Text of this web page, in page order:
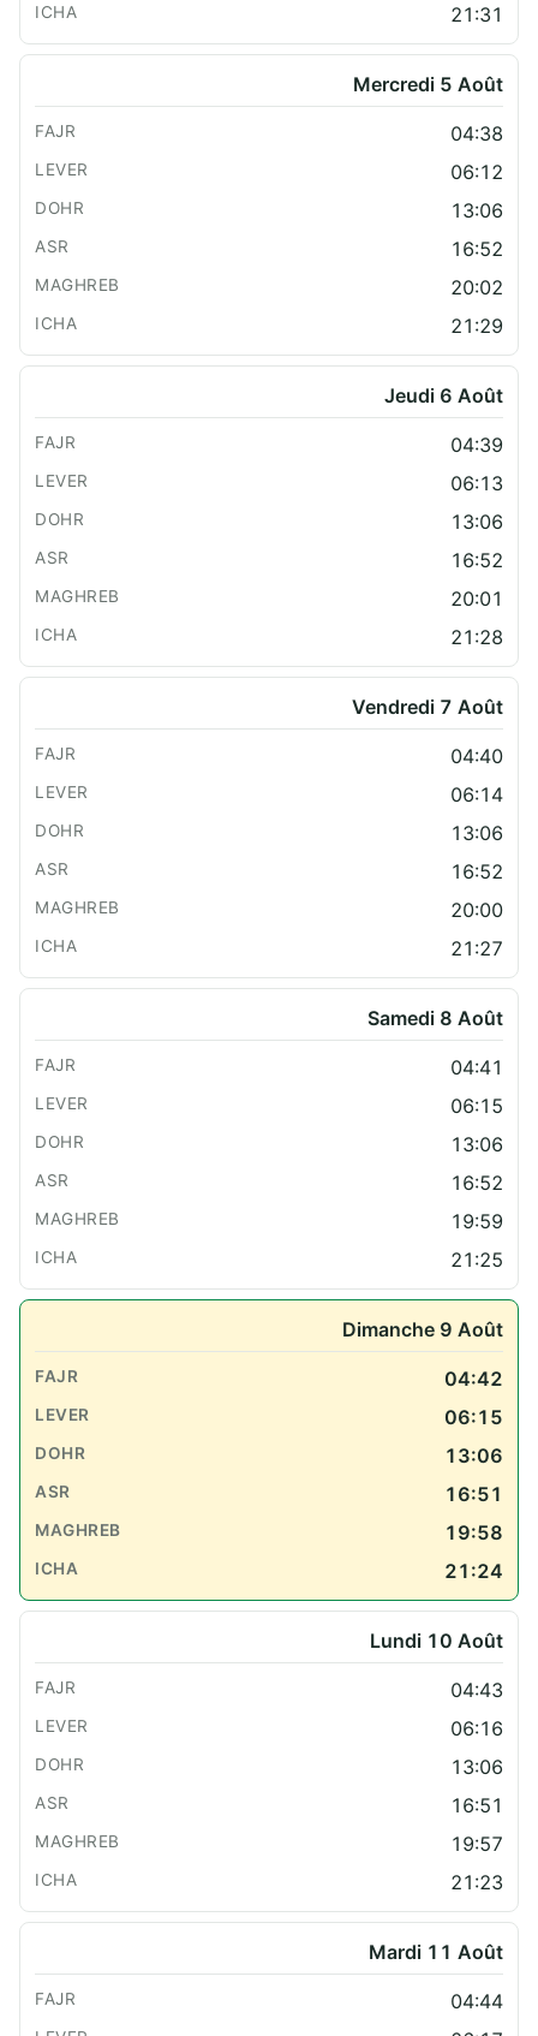
21:31
Mercredi 5 Août
04:38
06:12
13:06
16:52
20:02
21:29
Jeudi 6 Août
04:39
06:13
13:06
16:52
20:01
21:28
Vendredi 7 Août
04:40
06:14
13:06
16:52
20:00
21:27
Samedi 8 Août
04:41
06:15
13:06
16:52
19:59
21:25
Dimanche 9 Août
04:42
06:15
13:06
16:51
19:58
21:24
Lundi 10 Août
04:43
06:16
13:06
16:51
19:57
21:23
Mardi 11 Août
04:44